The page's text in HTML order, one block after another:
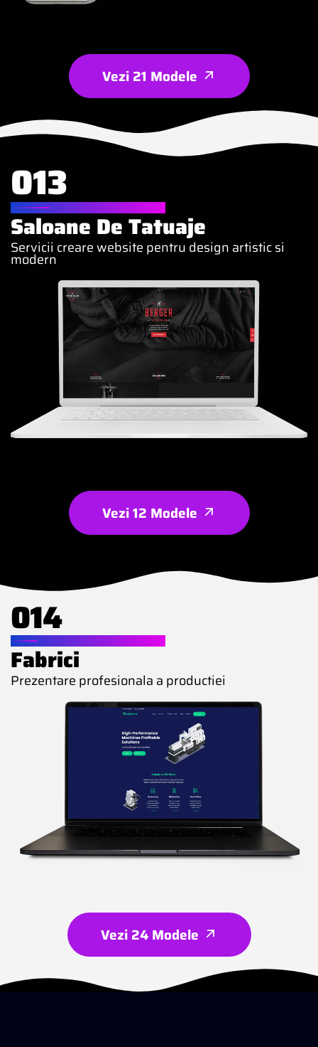
Vezi 21 Modele
013WEBSITE PENTRU
Saloane De Tatuaje
Servicii creare website pentru design artistic si
modern
Vezi 12 Modele
014 WEBSITE PENTRU
Fabrici
Prezentare profesionala a productiei
Vezi 24 Modele